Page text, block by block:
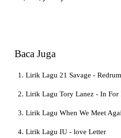
Baca Juga
Lirik Lagu 21 Savage - Redrum
Lirik Lagu Tory Lanez - In For
Lirik Lagu When We Meet
Lirik Lagu IU - love Letter